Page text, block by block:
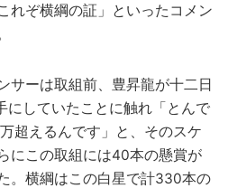
れぞ横綱の証」といったコメン
サーは取組前、豊昇龍が十二日
にしていたことに触れ「とんで
超えるんです」と、そのスケ
にこの取組には40本の懸賞が
。横綱はこの白星で計330本の